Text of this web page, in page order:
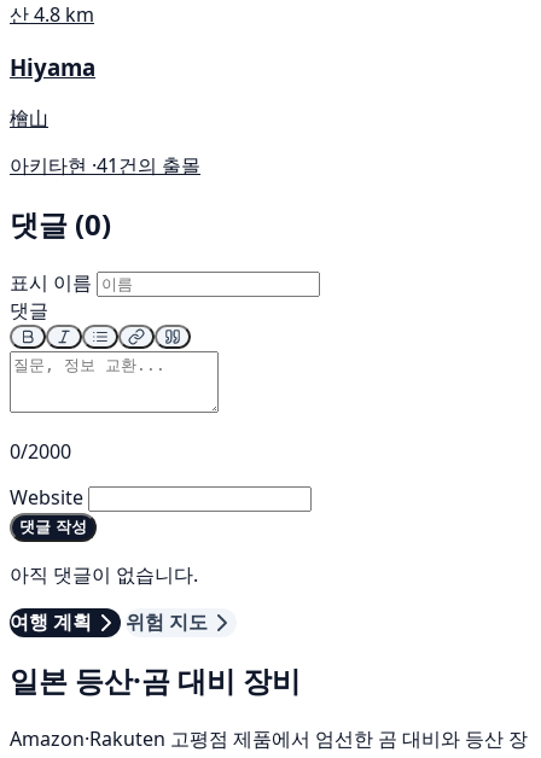
산4.8 km
Hiyama
檜山
아키타현 ·41건의 출몰
댓글 (0)
표시 이름
댓글
0/2000
Website
댓글 작성
아직 댓글이 없습니다.
여행 계획
위험 지도
일본 등산·곰 대비 장비
Amazon·Rakuten 고평점 제품에서 엄선한 곰 대비와 등산 장